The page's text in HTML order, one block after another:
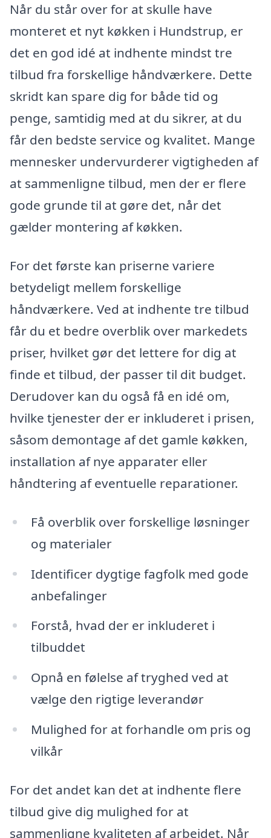
Når du står over for at skulle have
monteret et nyt køkken i Hundstrup, er
det en god idé at indhente mindst tre
tilbud fra forskellige håndværkere. Dette
skridt kan spare dig for både tid og
penge, samtidig med at du sikrer, at du
får den bedste service og kvalitet. Mange
mennesker undervurderer vigtigheden af
at sammenligne tilbud, men der er flere
gode grunde til at gøre det, når det
gælder montering af køkken.
For det første kan priserne variere
betydeligt mellem forskellige
håndværkere. Ved at indhente tre tilbud
får du et bedre overblik over markedets
priser, hvilket gør det lettere for dig at
finde et tilbud, der passer til dit budget.
Derudover kan du også få en idé om,
hvilke tjenester der er inkluderet i prisen,
såsom demontage af det gamle køkken,
installation af nye apparater eller
håndtering af eventuelle reparationer.
Få overblik over forskellige løsninger
og materialer
Identificer dygtige fagfolk med gode
anbefalinger
Forstå, hvad der er inkluderet i
tilbuddet
Opnå en følelse af tryghed ved at
vælge den rigtige leverandør
Mulighed for at forhandle om pris og
vilkår
For det andet kan det at indhente flere
tilbud give dig mulighed for at
sammenligne kvaliteten af arbejdet. Når